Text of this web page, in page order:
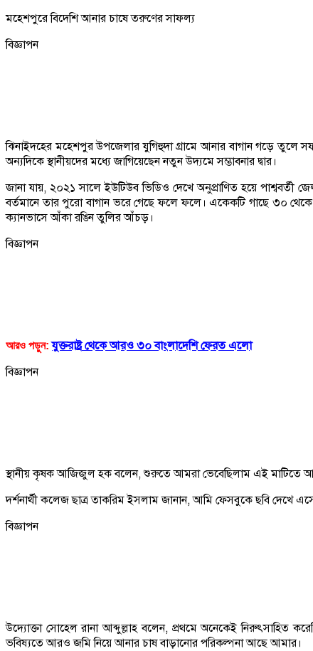
মহেশপুরে বিদেশি আনার চাষে তরুণের সাফল্য
বিজ্ঞাপন
ঝিনাইদহের মহেশপুর উপজেলার যুগিহুদা গ্রামে আনার বাগান গড়ে তুলে
অন্যদিকে স্থানীয়দের মধ্যে জাগিয়েছেন নতুন উদ্যমে সম্ভাবনার দ্বার।
জানা যায়, ২০২১ সালে ইউটিউব ভিডিও দেখে অনুপ্রাণিত হয়ে
বর্তমানে তার পুরো বাগান ভরে গেছে ফলে ফলে। একেকটি গাছে ৩০
ক্যানভাসে আঁকা রঙিন তুলির আঁচড়।
বিজ্ঞাপন
আরও পড়ুন: যুক্তরাষ্ট্র থেকে আরও ৩০ বাংলাদেশি ফেরত এলো
বিজ্ঞাপন
স্থানীয় কৃষক আজিজুল হক বলেন, শুরুতে আমরা ভেবেছিলাম এই মাটিতে
দর্শনার্থী কলেজ ছাত্র তাকরিম ইসলাম জানান, আমি ফেসবুকে ছবি দেখে
বিজ্ঞাপন
উদ্যোক্তা সোহেল রানা আব্দুল্লাহ বলেন, প্রথমে অনেকেই নিরুৎসাহিত
ভবিষ্যতে আরও জমি নিয়ে আনার চাষ বাড়ানোর পরিকল্পনা আছে আমার।